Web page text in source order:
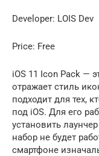
Developer: LOIS Dev
Price: Free
iOS 11 Icon Pack —
отражает стиль
подходит для тех,
под iOS. Для его
установить
набор не будет
смартфоне